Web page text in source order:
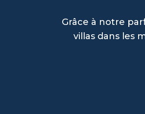
Grâce à notre
villas dans les